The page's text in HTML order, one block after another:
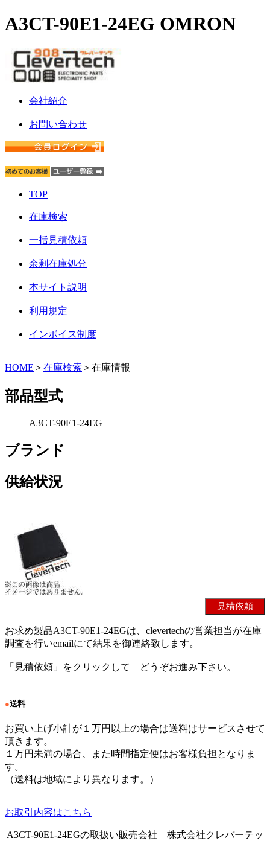
A3CT-90E1-24EG OMRON
会社紹介
お問い合わせ
TOP
在庫検索
一括見積依頼
余剰在庫処分
本サイト説明
利用規定
インボイス制度
HOME ＞ 在庫検索 ＞在庫情報
部品型式
A3CT-90E1-24EG
ブランド
供給状況
お求め製品A3CT-90E1-24EGは、clevertechの営業担当が在庫
調査を行いemailにて結果を御連絡致します。
「見積依頼」をクリックして どうぞお進み下さい。
●送料
お買い上げ小計が１万円以上の場合は送料はサービスさせて
頂きます。
１万円未満の場合、また時間指定便はお客様負担となりま
す。
（送料は地域により異なります。）
お取引内容はこちら
A3CT-90E1-24EGの取扱い販売会社 株式会社クレバーテッ